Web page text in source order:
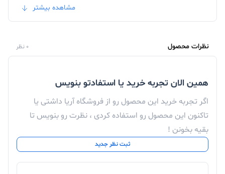
رفته‌اند. فناوری فست شارژ چند سالی است که در بین
گوشی‌های کمپانی‌های بزرگ تولیدکننده گوشی تلفن همراه
مورد استفاده قرار می‌گیرد. افزایش سرعت شارژ و جلوگیری از
از کاربران در خرید لوازم جانبی گوشی سامسونگ، به سراغ
استفاده از شارژرهای فست بروند. شارژرهای فست ولتاژ
بیشتری را در زمان کمتری به گوشی وارد می‌کنند.
فروشلوازم جانبی لپ تاپ,موبایلولوازم صوتیبا پایین
مشاهده بیشتر
نظرات محصول 0 نظر
همین الان تجربه خرید یا استفادتو بنویس
اگر تجربه خرید این محصول رو از فروشگاه آریا داشتی یا
تاکنون این محصول رو استفاده کردی ، نظرت رو بنویس تا
بقیه بخونن !
ثبت نظر جدید